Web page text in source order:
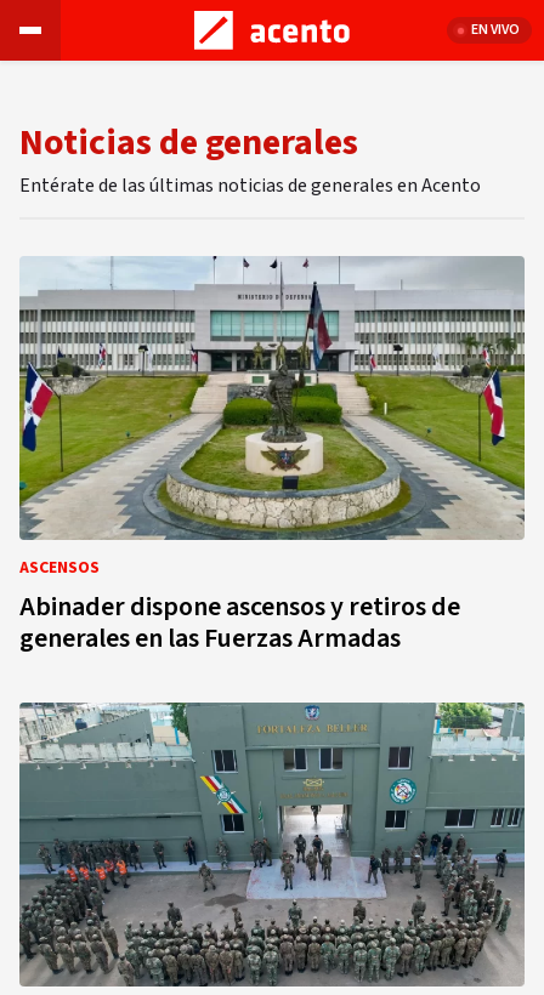
EN VIVO
Noticias de generales
Entérate de las últimas noticias de generales en Acento
ASCENSOS
Abinader dispone ascensos y retiros de
generales en las Fuerzas Armadas